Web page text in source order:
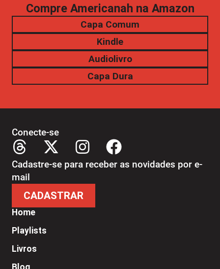
Compre Americanah na Amazon
Capa Comum
Kindle
Audiolivro
Capa Dura
Home
Playlists
Livros
Conecte-se
Cadastre-se para receber as novidades por e-
mail
CADASTRAR